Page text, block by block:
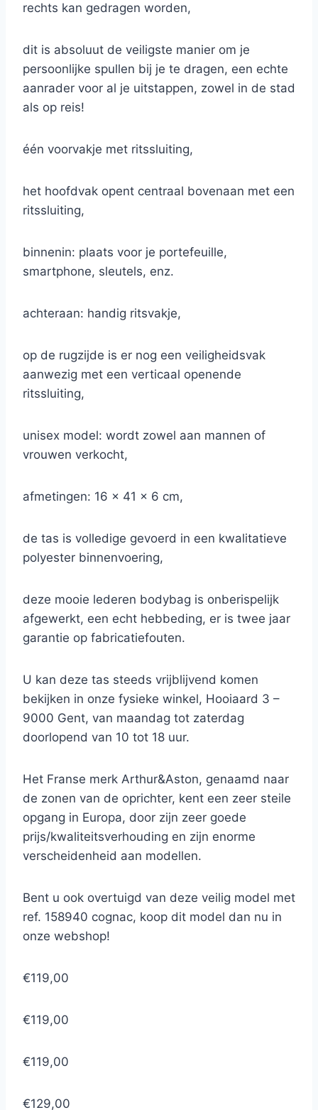
rechts kan gedragen worden,
dit is absoluut de veiligste manier om je
persoonlijke spullen bij je te dragen, een echte
aanrader voor al je uitstappen, zowel in de stad
als op reis!
één voorvakje met ritssluiting,
het hoofdvak opent centraal bovenaan met een
ritssluiting,
binnenin: plaats voor je portefeuille,
smartphone, sleutels, enz.
achteraan: handig ritsvakje,
op de rugzijde is er nog een veiligheidsvak
aanwezig met een verticaal openende
ritssluiting,
unisex model: wordt zowel aan mannen of
vrouwen verkocht,
afmetingen: 16 x 41 x 6 cm,
de tas is volledige gevoerd in een kwalitatieve
polyester binnenvoering,
deze mooie lederen bodybag is onberispelijk
afgewerkt, een echt hebbeding, er is twee jaar
garantie op fabricatiefouten.
U kan deze tas steeds vrijblijvend komen
bekijken in onze fysieke winkel, Hooiaard 3 –
9000 Gent, van maandag tot zaterdag
doorlopend van 10 tot 18 uur.
Het Franse merk Arthur&Aston, genaamd naar
de zonen van de oprichter, kent een zeer steile
opgang in Europa, door zijn zeer goede
prijs/kwaliteitsverhouding en zijn enorme
verscheidenheid aan modellen.
Bent u ook overtuigd van deze veilig model met
ref. 158940 cognac, koop dit model dan nu in
onze webshop!
€119,00
€119,00
€119,00
€129,00